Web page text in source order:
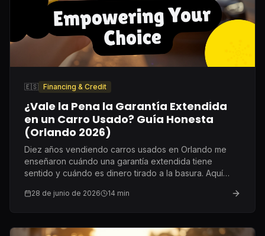
🇪🇸 Financing & Credit
¿Vale la Pena la Garantía Extendida
en un Carro Usado? Guía Honesta
(Orlando 2026)
Diez años vendiendo carros usados en Orlando me
enseñaron cuándo una garantía extendida tiene
sentido y cuándo es dinero tirado a la basura. Aquí
28 de junio de 2026 14 min